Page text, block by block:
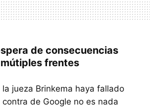
de consecuencias
frentes
la jueza Brinkema haya fallado
de Google no es nada